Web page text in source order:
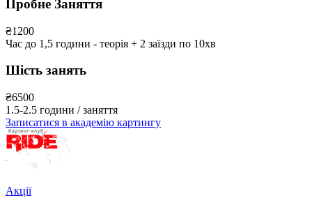
Пробне Заняття
₴1200
Час до 1,5 години - теорія + 2 заїзди по 10хв
Шість занять
₴6500
1.5-2.5 години / заняття
Записатися в академію картингу
Акції